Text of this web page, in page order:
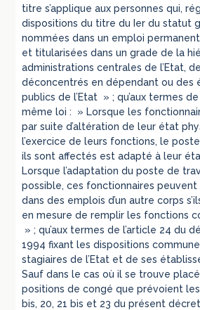
titre s’applique aux personnes qui,
dispositions du titre du Ier du statut
nommées dans un emploi
et titularisées dans un grade de la
administrations centrales de l’Etat,
déconcentrés en dépendant ou des
publics de l’Etat » ; qu’aux termes
même loi : » Lorsque les
par suite d’altération de leur état
l’exercice de leurs fonctions, le
ils sont affectés est adapté à leur
Lorsque l’adaptation du poste de
possible, ces fonctionnaires
dans des emplois d’un autre corps
en mesure de remplir les fonctions
» ; qu’aux termes de l’article 24 du
1994 fixant les dispositions
stagiaires de l’Etat et de ses
Sauf dans le cas où il se trouve placé
positions de congé que prévoient les
bis, 20, 21 bis et 23 du présent